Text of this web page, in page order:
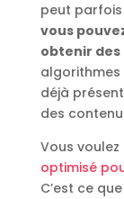
peut parfois
vous
obtenir
déjà
des
Vous voulez
optimisé
C’est ce